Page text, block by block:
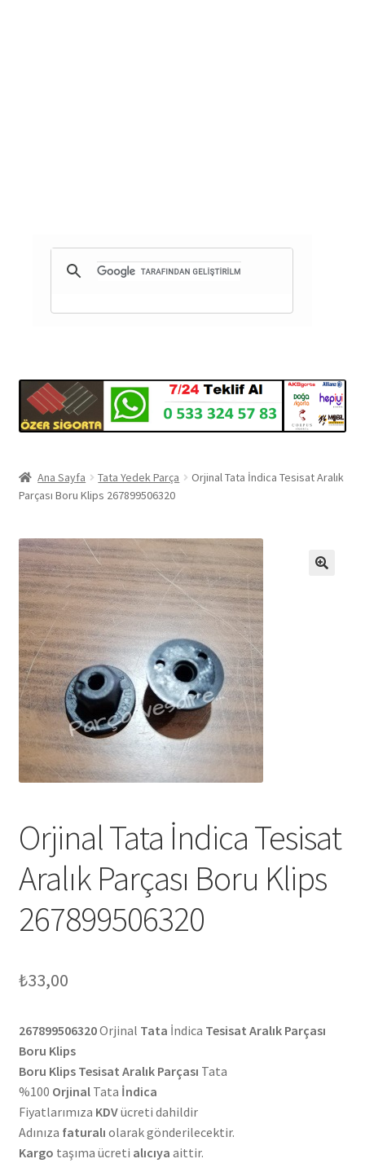
Ana Sayfa Tata Yedek Parça
Orjinal Tata İndica Tesisat Aralık
Parçası Boru Klips 267899506320
Orjinal Tata İndica Tesisat
Aralık Parçası Boru Klips
267899506320
₺33,00
267899506320Orjinal Tata İndica Tesisat Aralık Parçası
Boru Klips
Boru Klips Tesisat Aralık Parçası Tata
%100 OrjinalTata İndica
Fiyatlarımıza KDVücreti dahildir
Adınıza faturalı olarak gönderilecektir.
Kargo taşıma ücreti alıcıya aittir.